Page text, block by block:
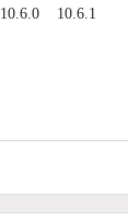
10.6.0
10.6.1